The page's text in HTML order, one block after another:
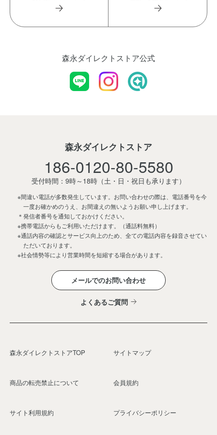
森永ダイレクトストア公式
森永ダイレクトストア
186-0120-80-5580
受付時間：9時～18時 （土・日・祝日も承ります）
※間違い電話が多数発生しています。お問い合わせの際は、電話番号を今
一度お確かめのうえ、お間違えの無いようお願い申し上げます。
＊発信者番号を通知しておかけください。
※携帯電話からもご利用いただけます。（通話料無料）
※通話内容の確認とサービス向上のため、全ての電話内容を録音させてい
ただいております。
※社会情勢等により営業時間を短縮する場合があります。
メールでのお問い合わせ
よくあるご質問
森永ダイレクトストアTOP サイトマップ
商品の転売禁止について 会員規約
サイト利用規約 プライバシーポリシー